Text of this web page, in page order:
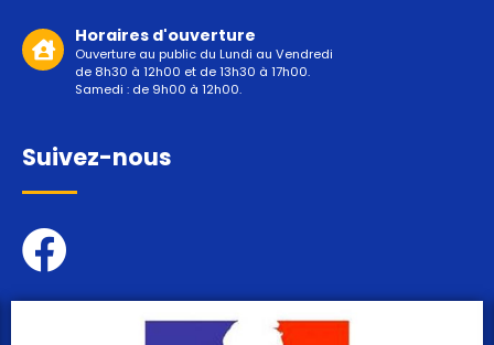
Horaires d'ouverture
Ouverture au public du Lundi au Vendredi
de 8h30 à 12h00 et de 13h30 à 17h00.
Samedi : de 9h00 à 12h00.
Suivez-nous